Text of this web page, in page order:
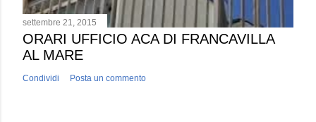
settembre 21, 2015
ORARI UFFICIO ACA DI FRANCAVILLA
AL MARE
Condividi Posta un commento